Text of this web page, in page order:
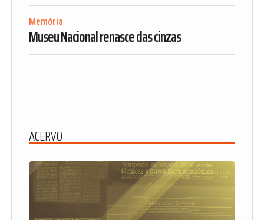
Memória
Museu Nacional renasce das cinzas
ACERVO